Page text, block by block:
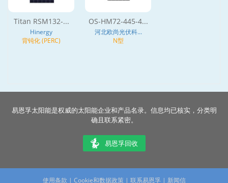
Titan RSM132-...
Hinergy
背钝化 (PERC)
OS-HM72-445-4...
河北欧尚光伏科...
N型
易恩孚太阳能是权威的太阳能企业和产品名录。信息均已核实，分类明
确且联系紧密。
易恩孚回收
使用条款 | Cookie和数据政策| 联系易恩孚 | 新闻信